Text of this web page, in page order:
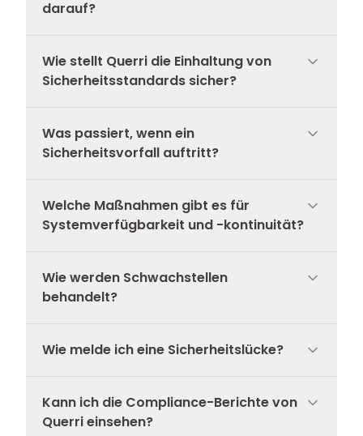
darauf?
Wie stellt Querri die Einhaltung von
Sicherheitsstandards sicher?
Was passiert, wenn ein
Sicherheitsvorfall auftritt?
Welche Maßnahmen gibt es für
Systemverfügbarkeit und -kontinuität?
Wie werden Schwachstellen
behandelt?
Wie melde ich eine Sicherheitslücke?
Kann ich die Compliance-Berichte von
Querri einsehen?